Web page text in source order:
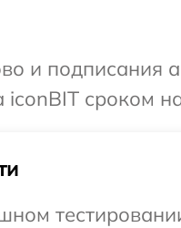
и
iconBIT сроком